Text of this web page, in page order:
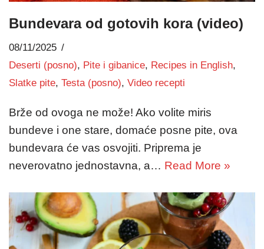
Bundevara od gotovih kora (video)
08/11/2025
Deserti (posno), Pite i gibanice, Recipes in English,
Slatke pite, Testa (posno), Video recepti
Brže od ovoga ne može! Ako volite miris
bundeve i one stare, domaće posne pite, ova
bundevara će vas osvojiti. Priprema je
neverovatno jednostavna, a… Read More »